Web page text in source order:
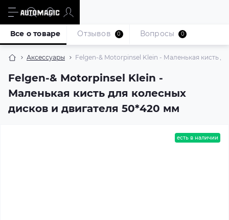
Аксессуары Felgen-& Motorpinsel Klein - Маленькая кисть
Felgen-& Motorpinsel Klein -
Маленькая кисть для колесных
дисков и двигателя 50*420 мм
Все о товаре Отзывов 0 Вопросы 0
есть в наличии